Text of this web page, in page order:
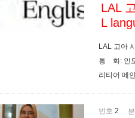
LAL
L
LAL 고아
통 화: 인
리티어 메
번호 2